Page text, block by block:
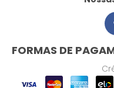
FORMAS DE